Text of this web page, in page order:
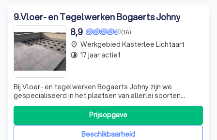
9.Vloer- en Tegelwerken Bogaerts Johny
(16)
8,9
Bij Vloer- en tegelwerken Bogaerts Johny zijn we
gespecialiseerd in het plaatsen van allerlei soorten
tegels. Of u nu op zoek bent naar keramische tegels,
natuursteen tegels of wandtegels, wij hebben de
expertise om uw project tot een succes te maken. Maar
onze diensten gaan verder dan alleen tegelw
Beschikbaarheid
Prijsopgave
place Werkgebied Kasterlee Lichtaart
timelapse 17 jaar actief